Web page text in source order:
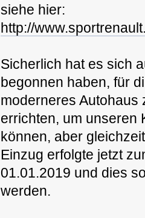
siehe hier:
http://
Sicherlich hat es sich
begonnen haben, für
moderneres Autohaus
errichten, um unseren
können, aber
Einzug erfolgte jetzt
01.01.2019 und dies
werden.